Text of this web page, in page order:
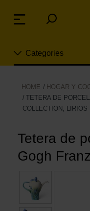
links
Jump
content
navigation
Categories
Nuevo
Joyas
Moda
Para la casa
Hogar y Cocina
HOME HOGAR Y
TETERA DE
COLLECTION, LIRIOS
Tetera de
Gogh
Menu